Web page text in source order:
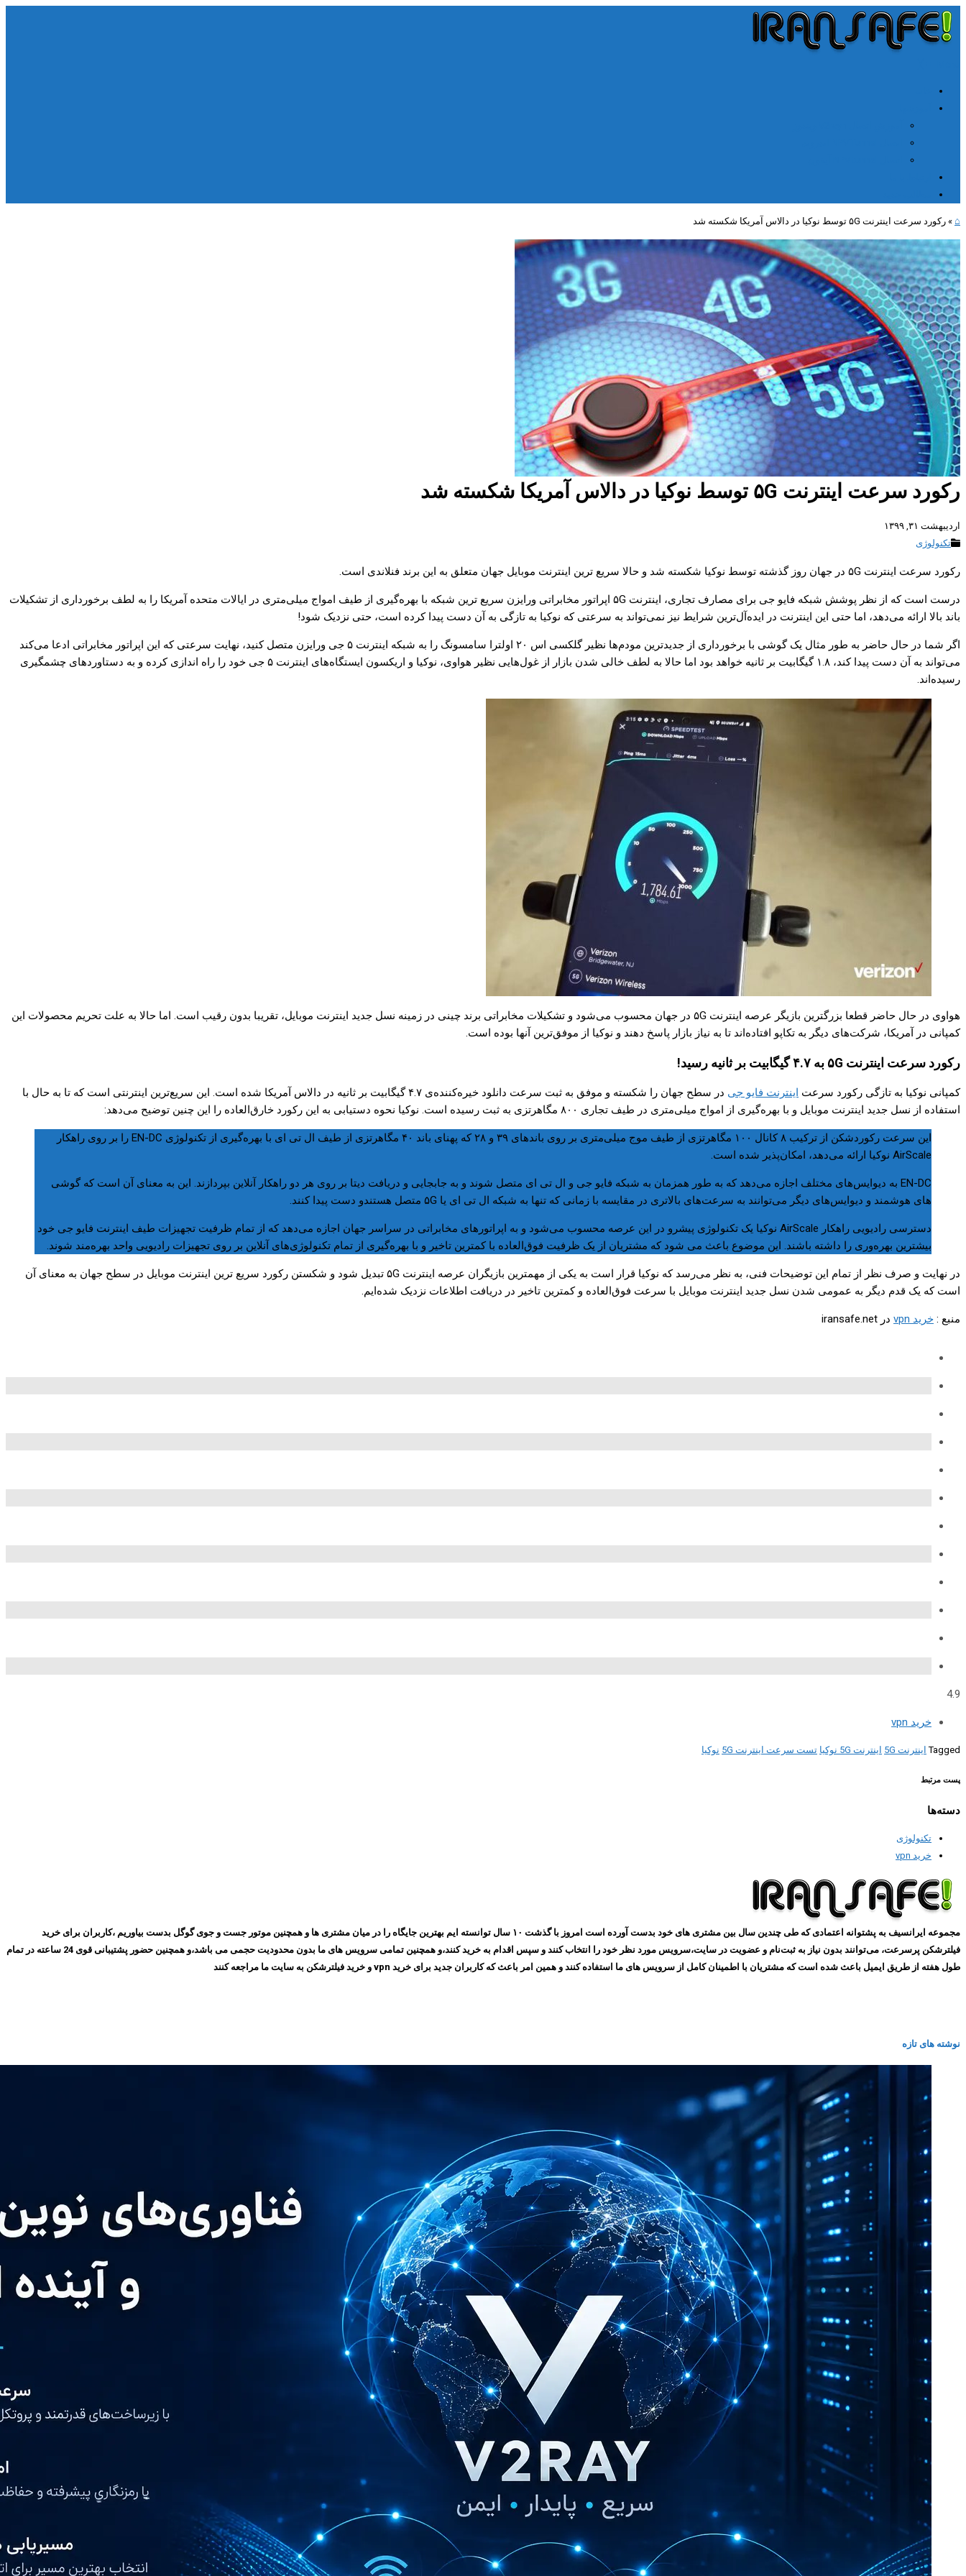
⌂
» رکورد سرعت اینترنت ۵G توسط نوکیا در دالاس آمریکا شکسته شد
رکورد سرعت اینترنت ۵G توسط نوکیا در دالاس آمریکا شکسته شد
اردیبهشت ۳۱, ۱۳۹۹
تکنولوژی
رکورد سرعت اینترنت ۵G در جهان روز گذشته توسط نوکیا شکسته شد و حالا سریع ترین اینترنت موبایل جهان متعلق به این برند فنلاندی است.
درست است که از نظر پوشش شبکه فایو جی برای مصارف تجاری، اینترنت ۵G اپراتور مخابراتی ورایزن سریع ترین شبکه با بهره‌گیری از طیف امواج میلی‌متری در ایالات متحده آمریکا را به لطف برخورداری از تشکیلات
باند بالا ارائه می‌دهد، اما حتی این اینترنت در ایده‌‌آل‌ترین شرایط نیز نمی‌تواند به سرعتی که نوکیا به تازگی به آن دست پیدا کرده است، حتی نزدیک شود!
اگر شما در حال حاضر به طور مثال یک گوشی با برخورداری از جدیدترین مودم‌ها نظیر گلکسی اس ۲۰ اولترا سامسونگ را به شبکه اینترنت ۵ جی ورایزن متصل کنید، نهایت سرعتی که این اپراتور مخابراتی ادعا می‌کند
می‌تواند به آن دست پیدا کند، ۱.۸ گیگابیت بر ثانیه خواهد بود اما حالا به لطف خالی شدن بازار از غول‌هایی نظیر هواوی، نوکیا و اریکسون ایستگاه‌های اینترنت ۵ جی خود را راه اندازی کرده و به دستاوردهای چشمگیری
رسیده‌اند.
هواوی در حال حاضر قطعا بزرگترین بازیگر عرصه اینترنت ۵G در جهان محسوب می‌شود و تشکیلات مخابراتی برند چینی در زمینه نسل جدید اینترنت موبایل، تقریبا بدون رقیب است. اما حالا به علت تحریم محصولات این
کمپانی در آمریکا، شرکت‌های دیگر به تکاپو افتاده‌اند تا به نیاز بازار پاسخ دهند و نوکیا از موفق‌ترین آنها بوده است.
رکورد سرعت اینترنت ۵G به ۴.۷ گیگابیت بر ثانیه رسید!
کمپانی نوکیا به تازگی رکورد سرعت اینترنت فایو جی
در سطح جهان را شکسته و موفق به ثبت سرعت دانلود خیره‌کننده‌ی ۴.۷ گیگابیت بر ثانیه در دالاس آمریکا شده است. این سریع‌ترین اینترنتی است که تا به حال با
استفاده از نسل جدید اینترنت موبایل و با بهره‌گیری از امواج میلی‌متری در طیف تجاری ۸۰۰ مگاهرتزی به ثبت رسیده است. نوکیا نحوه دستیابی به این رکورد خارق‌العاده را این چنین توضیح می‌دهد:
این سرعت رکورد‌شکن از ترکیب ۸ کانال ۱۰۰ مگاهرتزی از طیف موج میلی‌متری بر روی باند‌های ۳۹ و ۲۸ که پهنای باند ۴۰ مگاهرتزی از طیف ال تی ای با بهره‌گیری از تکنولوژی EN-DC را بر روی راهکار
AirScale نوکیا ارائه می‌دهد، امکان‌پذیر شده است.
EN-DC به دیوایس‌های مختلف اجازه می‌دهد که به طور همزمان به شبکه فایو جی و ال تی ای متصل شوند و به جابجایی و دریافت دیتا بر روی هر دو راهکار آنلاین بپردازند. این به معنای آن است که گوشی‌
های هوشمند و دیوایس‌های دیگر می‌توانند به سرعت‌های بالاتری در مقایسه با زمانی که تنها به شبکه ال تی ای یا ۵G متصل هستندو دست پیدا کنند.
دسترسی رادیویی راهکار AirScale نوکیا یک تکنولوژی پیشرو در این عرصه محسوب می‌شود و به اپراتورهای مخابراتی در سراسر جهان اجازه می‌دهد که از تمام ظرفیت تجهیزات طیف اینترنت فایو جی خود
بیشترین بهره‌وری را داشته باشند. این موضوع باعث می شود که مشتریان از یک ظرفیت فوق‌العاده با کمترین تاخیر و با بهره‌گیری از تمام تکنولوژی‌های آنلاین بر روی تجهیزات رادیویی واحد بهره‌مند شوند.
در نهایت و صرف نظر از تمام این توضیحات فنی، به نظر می‌رسد که نوکیا قرار است به یکی از مهمترین بازیگران عرصه اینترنت ۵G تبدیل شود و شکستن رکورد سریع ترین اینترنت موبایل در سطح جهان به معنای آن
است که یک قدم دیگر به عمومی شدن نسل جدید اینترنت موبایل با سرعت فوق‌العاده و کمترین تاخیر در دریافت اطلاعات نزدیک شده‌ایم.
منبع : خرید vpn در iransafe.net
4.9
خرید vpn
Tagged اینترنت 5G اینترنت 5G نوکیا تست سرعت اینترنت 5G نوکیا
پست مرتبط
دسته‌ها
تکنولوژی
خرید vpn
مجموعه ایرانسیف به پشتوانه اعتمادی که طی چندین سال بین مشتری های خود بدست آورده است امروز با گذشت ۱۰ سال توانسته ایم بهترین جایگاه را در میان مشتری ها و همچنین موتور جست و جوی گوگل بدست بیاوریم ،کاربران برای خرید
فیلترشکن پرسرعت، می‌توانند بدون نیاز به ثبت‌نام و عضویت در سایت،سرویس مورد نظر خود را انتخاب کنند و سپس اقدام به خرید کنند،و همچنین تمامی سرویس های ما بدون محدودیت حجمی می باشد،و همچنین حضور پشتیبانی قوی 24 ساعته در تمام
طول هفته از طریق ایمیل باعث شده است که مشتریان با اطمینان کامل از سرویس های ما استفاده کنند و همین امر باعث که کاربران جدید برای خرید vpn و خرید فیلترشکن به سایت ما مراجعه کنند
نوشته های تازه